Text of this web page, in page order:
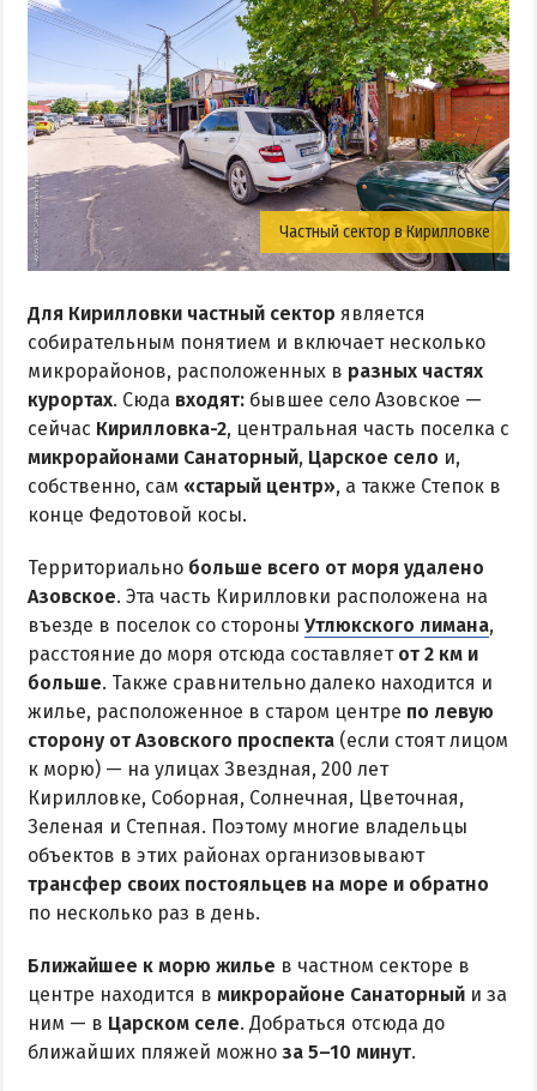
Развлечения в Приморске
Проезд в Приморск
ОТЕЛИ И БАЗЫ ОТДЫХА ПРИМОРСКА
Ясная поляна
Набережное
Борисовский спуск
ПРИМОРСКИЙ ПОСАД
Отели Приморского Посада
КУРОРТЫ БЕЛОСАРАЙСКОГО ЗАЛИВА
Азовская Ялта
Бабах-Тарама
Белосарайская коса
Мелекино
Урзуф
Юрьевка
АЗОВСКОЕ МОРЕ
Все отели и базы отдыха на Азовском море
Цены 2026 по Азовскому морю в целом
Виндсерфинг на Азовском море
Отдых на Азовском море с детьми
Поездки на море — лайфхаки
ЧЕРНОЕ МОРЕ
Частный сектор в Кирилловке
Для Кирилловки частный сектор является
собирательным понятием и включает несколько
микрорайонов, расположенных в разных частях
курортах. Сюда входят: бывшее село Азовское —
сейчас Кирилловка-2, центральная часть поселка с
микрорайонами Санаторный, Царское село и,
собственно, сам «старый центр», а также Степок в
конце Федотовой косы.
Территориально больше всего от моря удалено
Азовское. Эта часть Кирилловки расположена на
въезде в поселок со стороны Утлюкского лимана,
расстояние до моря отсюда составляет от 2 км и
больше. Также сравнительно далеко находится и
жилье, расположенное в старом центре по левую
сторону от Азовского проспекта (если стоят лицом
к морю) — на улицах Звездная, 200 лет
Кирилловке, Соборная, Солнечная, Цветочная,
Зеленая и Степная. Поэтому многие владельцы
объектов в этих районах организовывают
трансфер своих постояльцев на море и обратно
по несколько раз в день.
Ближайшее к морю жилье в частном секторе в
центре находится в микрорайоне Санаторный и за
ним — в Царском селе. Добраться отсюда до
ближайших пляжей можно за 5–10 минут.